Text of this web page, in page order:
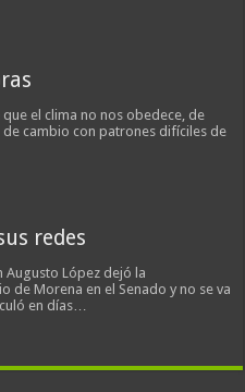
el clima no nos obedece, de
de cambio con patrones difíciles de
redes
Augusto López dejó la
Morena en el Senado y no se va
en días…